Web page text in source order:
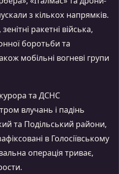
з кількох напрямків.
ракетні війська,
боротьби та
мобільні вогневі групи
та ДСНС
влучань і падінь
та Подільський райони,
в Голосіївському
операція триває,